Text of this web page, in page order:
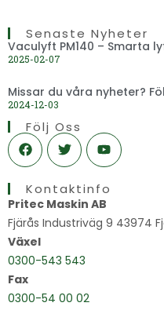
Senaste Nyheter
Vaculyft PM140 – Smarta
2025-02-07
Missar du våra nyheter?
2024-12-03
Följ Oss
F
a
c
b
o
o
k
T
w
i
t
e
r
Y
o
u
u
b
e
Kontaktinfo
Pritec Maskin AB
Fjärås Industriväg 9 43974
Växel
0300-543 543
Fax
0300-54 00 02